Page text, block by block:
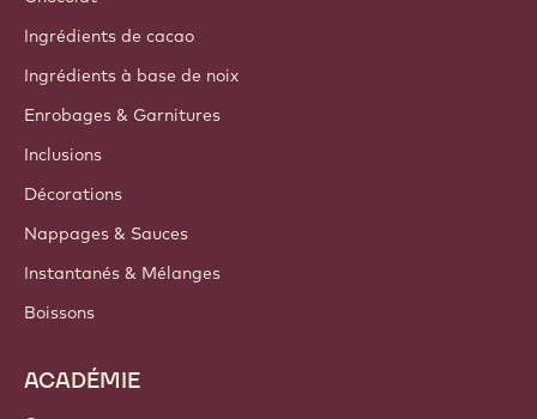
Ingrédients de cacao
Ingrédients à base de noix
Enrobages & Garnitures
Inclusions
Décorations
Nappages & Sauces
Instantanés & Mélanges
Boissons
ACADÉMIE